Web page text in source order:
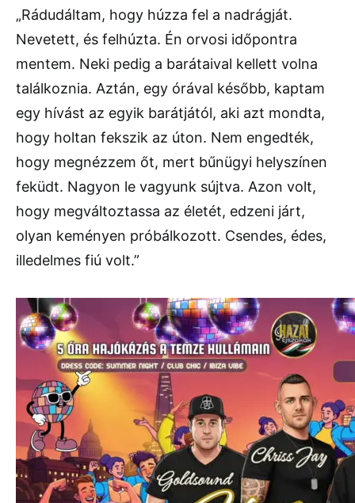
„Rádudáltam, hogy húzza fel a nadrágját.
Nevetett, és felhúzta. Én orvosi időpontra
mentem. Neki pedig a barátaival kellett volna
találkoznia. Aztán, egy órával később, kaptam
egy hívást az egyik barátjától, aki azt mondta,
hogy holtan fekszik az úton. Nem engedték,
hogy megnézzem őt, mert bűnügyi helyszínen
feküdt. Nagyon le vagyunk sújtva. Azon volt,
hogy megváltoztassa az életét, edzeni járt,
olyan keményen próbálkozott. Csendes, édes,
illedelmes fiú volt.”